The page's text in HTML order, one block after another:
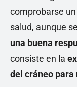
comprobarse
salud, aunque
una buena
consiste en la
del cráneo